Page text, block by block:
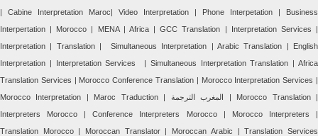
| Cabine Interpretation Maroc| Video Interpretation | Phone Interpetation | Business
Interpertation | Morocco | MENA | Africa | GCC Translation | Interpretation Services |
Interpretation | Translation | Simultaneous Interpretation | Arabic Translation | English
Interpretation | Interpretation Services | Simultaneous Interpretation Translation | Africa
Translation Services | Morocco Conference Translation | Morocco Interpretation Services |
Morocco Interpretation | Maroc Traduction | المغرب الترجمة | Morocco Translation |
Interpreters Morocco | Conference Interpreters Morocco | Morocco Interpreters |
Translation Morocco | Moroccan Translator | Moroccan Arabic | Translation Services